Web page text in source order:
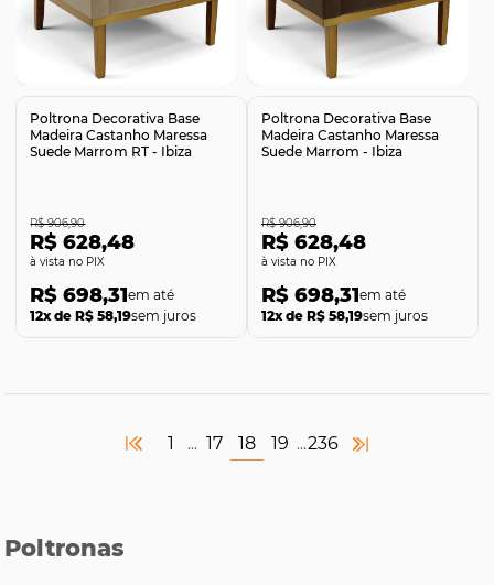
Poltrona Decorativa Base
Madeira Castanho Maressa
Suede Marrom RT - Ibiza
R$ 628,48
no PIX
R$ 906,90
R$ 698,31
12x de R$ 58,19sem juros
Poltrona Decorativa Base
Madeira Castanho Maressa
Suede Marrom - Ibiza
R$ 628,48
no PIX
R$ 906,90
R$ 698,31
12x de R$ 58,19sem juros
1 ... 17 18 19 ...236
Poltronas